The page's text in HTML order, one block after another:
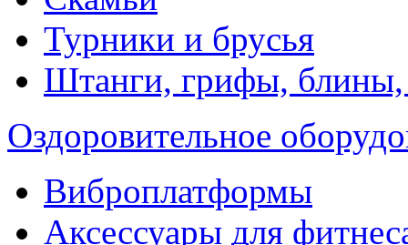
Турники и брусья
Штанги, грифы, блины,
Оздоровительное
Виброплатформы
Аксессуары для